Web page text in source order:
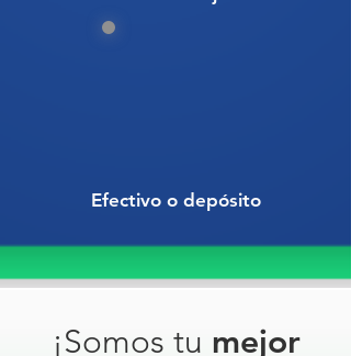
Efectivo o depósito
¡Somos tu mejor